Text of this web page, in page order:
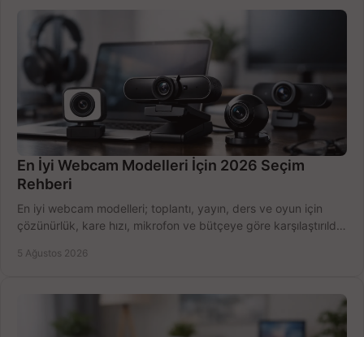
En İyi Webcam Modelleri İçin 2026 Seçim
Rehberi
En iyi webcam modelleri; toplantı, yayın, ders ve oyun için
çözünürlük, kare hızı, mikrofon ve bütçeye göre karşılaştırıldı.
5 Ağustos 2026